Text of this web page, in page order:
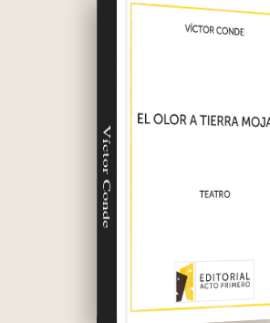
Víctor Conde